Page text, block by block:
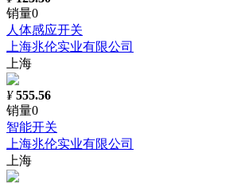
销量0
人体感应开关
上海兆伦实业有限公司
上海
¥ 555.56
销量0
智能开关
上海兆伦实业有限公司
上海